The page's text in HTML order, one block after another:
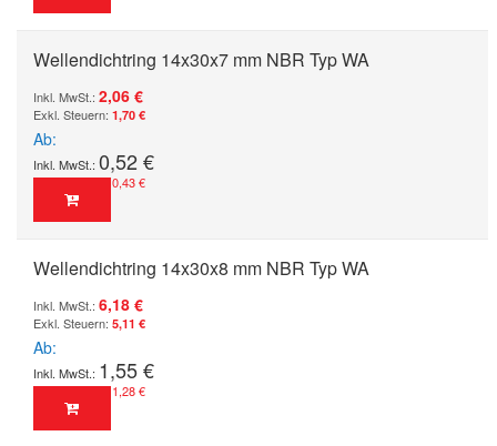
Wellendichtring 14x30x7 mm NBR Typ WA
2,06 €
1,70 €
Ab
0,52 €
0,43 €
Wellendichtring 14x30x8 mm NBR Typ WA
6,18 €
5,11 €
Ab
1,55 €
1,28 €